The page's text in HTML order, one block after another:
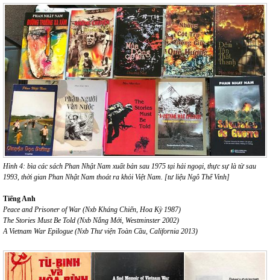
Hình 4: bìa các sách Phan Nhật Nam xuất bản sau 1975 tại hải ngoại, thực sự là từ sau
1993, thời gian Phan Nhật Nam thoát ra khỏi Việt Nam. [tư liệu Ngô Thế Vinh]
Tiếng Anh
Peace and Prisoner of War (Nxb Kháng Chiến, Hoa Kỳ 1987)
The Stories Must Be Told (Nxb Nắng Mới, Westminster 2002)
A Vietnam War Epilogue (Nxb Thư viện Toàn Cầu, California 2013)